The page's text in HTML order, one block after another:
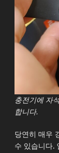
충전기에 자
합니다.
당연히 매우
수 있습니다.